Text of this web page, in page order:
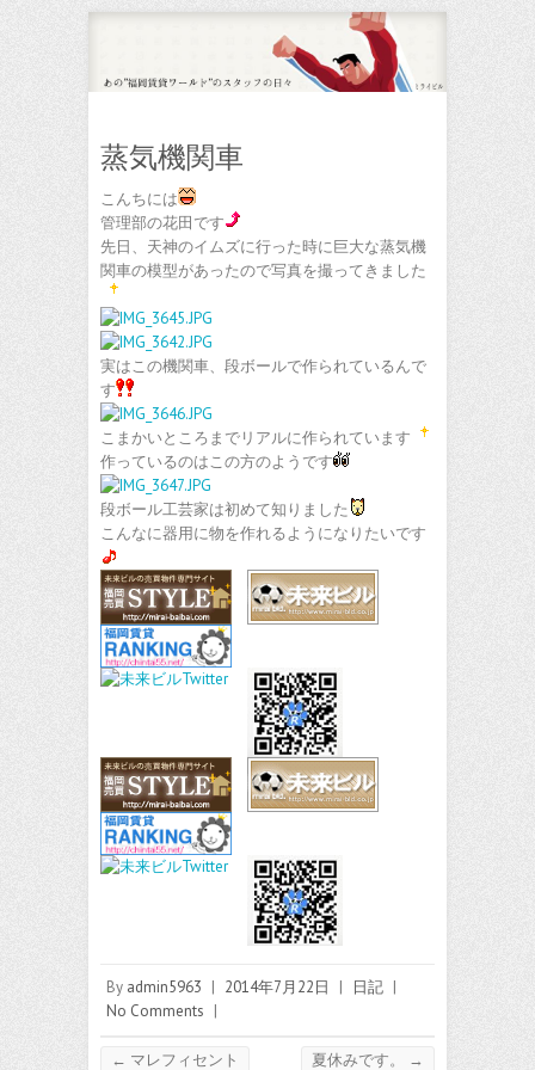
蒸気機関車
こんちには
管理部の花田です
先日、天神のイムズに行った時に巨大な蒸気機
関車の模型があったので写真を撮ってきました
実はこの機関車、段ボールで作られているんで
す
こまかいところまでリアルに作られています
作っているのはこの方のようです
段ボール工芸家は初めて知りました
こんなに器用に物を作れるようになりたいです
By admin5963 | 2014年7月22日 | 日記 |
No Comments |
← マレフィセント 夏休みです。 →